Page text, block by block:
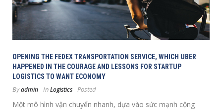
OPENING THE FEDEX TRANSPORTATION SERVICE, WHICH UBER
HAPPENED IN THE COURAGE AND LESSONS FOR STARTUP
LOGISTICS TO WANT ECONOMY
Byadmin InLogistics Posted
Một mô hình vận chuyển nhanh, dựa vào sức mạnh cộng